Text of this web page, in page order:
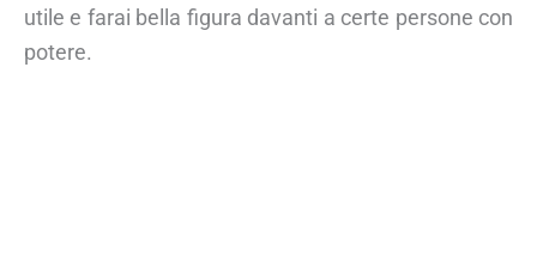
utile e farai bella figura davanti a certe persone con
potere.